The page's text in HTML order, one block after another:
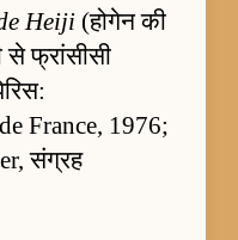
Heiji (होगेन की
से फ्रांसीसी
France, 1976;
संग्रह